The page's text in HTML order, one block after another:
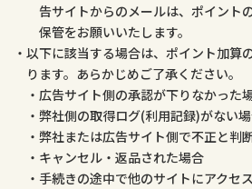
告サイトからのメールは、ポイント
保管をお願いいたします。
以下に該当する場合は、ポイント加算
ります。あらかじめご了承ください。
広告サイト側の承認が下りなかった
弊社側の取得ログ(利用記録)がない
弊社または広告サイト側で不正と判
キャンセル・返品された場合
手続きの途中で他のサイトにアクセ